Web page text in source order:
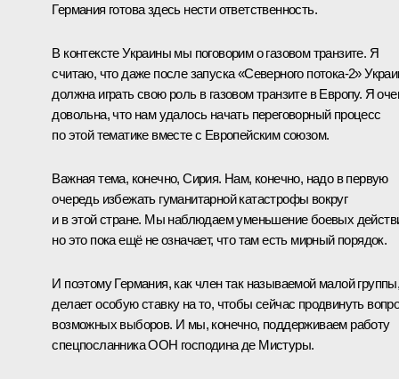
Германия готова здесь нести ответственность.
В контексте Украины мы поговорим о газовом транзите. Я
считаю, что даже после запуска «Северного потока-2»
должна играть свою роль в газовом транзите в Европу. Я
довольна, что нам удалось начать переговорный процесс
по этой тематике вместе с Европейским союзом.
Важная тема, конечно, Сирия. Нам, конечно, надо в первую
очередь избежать гуманитарной катастрофы вокруг
и в этой стране. Мы наблюдаем уменьшение боевых
но это пока ещё не означает, что там есть мирный порядок.
И поэтому Германия, как член так называемой малой
делает особую ставку на то, чтобы сейчас продвинуть
возможных выборов. И мы, конечно, поддерживаем работу
спецпосланника ООН господина де Мистуры.